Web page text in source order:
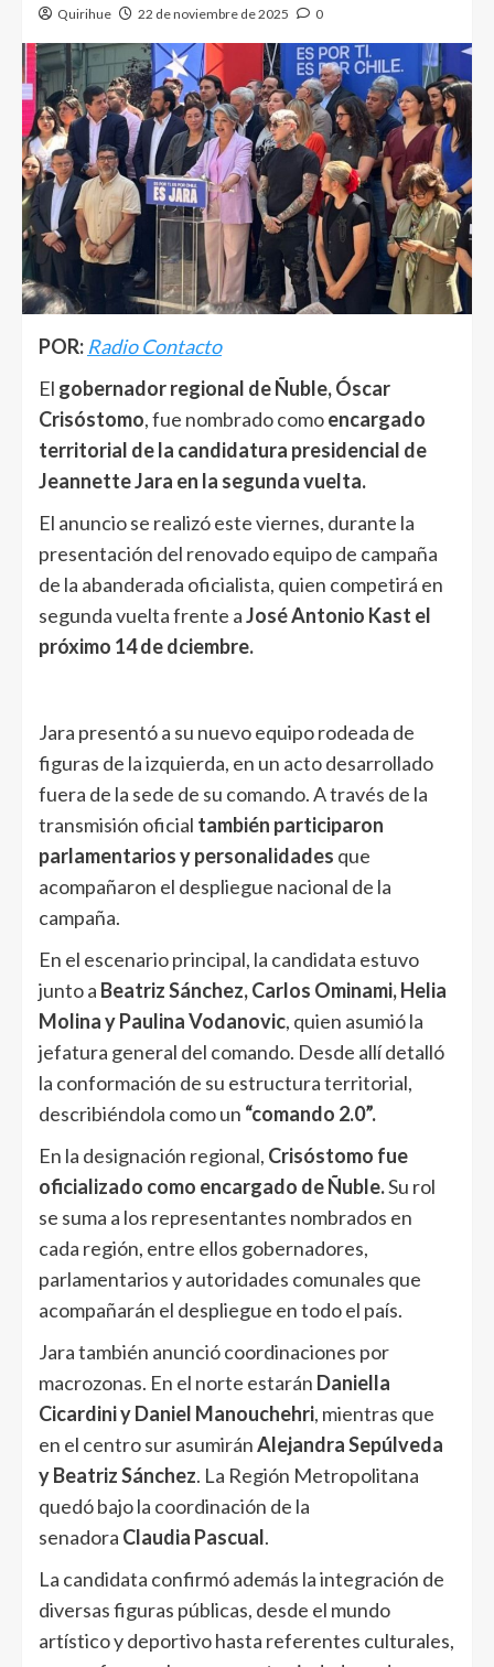
Quirihue 22 de noviembre de 2025 0
POR: Radio Contacto
El gobernador regional de Ñuble, Óscar
Crisóstomo, fue nombrado comoencargado
territorial de la candidatura presidencial de
Jeannette Jara en la segunda vuelta.
El anuncio se realizó este viernes, durante la
presentación del renovado equipo de campaña
de la abanderada oficialista, quien competirá en
segunda vuelta frente aJosé Antonio Kast el
próximo 14 de dciembre.
Jara presentó a su nuevo equipo rodeada de
figuras de la izquierda, en un acto desarrollado
fuera de la sede de su comando. A través de la
transmisión oficial también participaron
parlamentarios y personalidades que
acompañaron el despliegue nacional de la
campaña.
En el escenario principal, la candidata estuvo
junto a Beatriz Sánchez, Carlos Ominami, Helia
Molina y Paulina Vodanovic, quien asumió la
jefatura general del comando. Desde allí detalló
la conformación de su estructura territorial,
describiéndola como un “comando 2.0”.
En la designación regional, Crisóstomo fue
oficializado como encargado de Ñuble.Su rol
se suma a los representantes nombrados en
cada región, entre ellos gobernadores,
parlamentarios y autoridades comunales que
acompañarán el despliegue en todo el país.
Jara también anunció coordinaciones por
macrozonas. En el norte estarán Daniella
Cicardini y Daniel Manouchehri, mientras que
en el centro sur asumiránAlejandra Sepúlveda
y Beatriz Sánchez. La Región Metropolitana
quedó bajo la coordinación de la
senadora Claudia Pascual.
La candidata confirmó además la integración de
diversas figuras públicas, desde el mundo
artístico y deportivo hasta referentes culturales,